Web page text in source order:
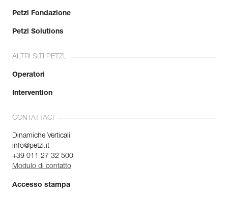
Petzl Fondazione
Petzl Solutions
ALTRI SITI PETZL
Operatori
Intervention
CONTATTACI
Dinamiche Verticali
info@petzl.it
+39 011 27 32 500
Modulo di contatto
Accesso stampa